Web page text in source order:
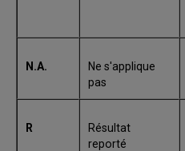
N.A.
Ne s'applique
pas
R
Résultat
reporté